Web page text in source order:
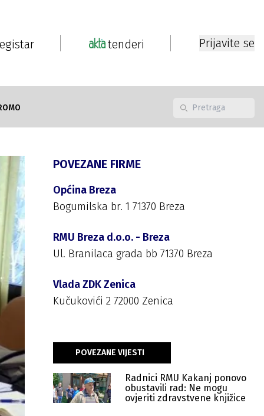
tenderi Prijavite se
POVEZANE FIRME
Općina Breza
Bogumilska br. 1 71370 Breza
RMU Breza d.o.o. - Breza
Ul. Branilaca grada bb 71370 Breza
Vlada ZDK Zenica
Kučukovići 2 72000 Zenica
POVEZANE VIJESTI
Radnici RMU Kakanj ponovo
obustavili rad: Ne mogu
ovjeriti zdravstvene knjižice